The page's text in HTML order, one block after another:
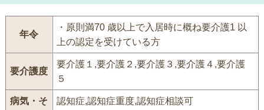
年令
・原則満70 歳以上で入居時に概ね要介護1 以
上の認定を受けている方
要介護度
要介護１,要介護２,要介護３,要介護４,要介護
５
病気・そ
認知症,認知症重度,認知症相談可